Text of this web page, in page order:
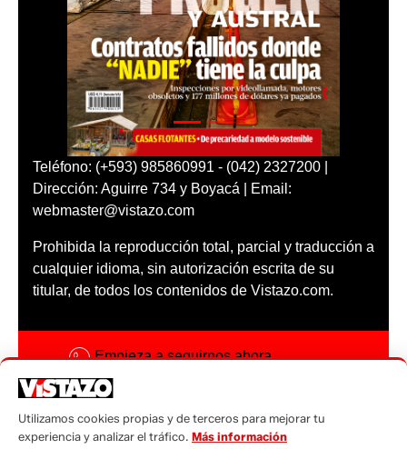
Teléfono: (+593) 985860991 - (042) 2327200 |
Dirección: Aguirre 734 y Boyacá | Email:
webmaster@vistazo.com
Prohibida la reproducción total, parcial y traducción a
cualquier idioma, sin autorización escrita de su
titular, de todos los contenidos de Vistazo.com.
Empieza a seguirnos ahora
Código ética
Utilizamos cookies propias y de terceros para mejorar tu
experiencia y analizar el tráfico. Más información